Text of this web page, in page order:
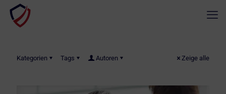
Kategorien Tags Autoren Zeige alle